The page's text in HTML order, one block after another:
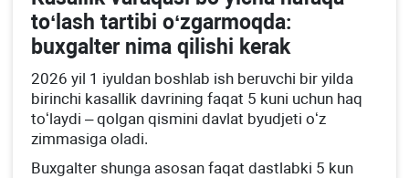
toʻlash tartibi oʻzgarmoqda:
buхgalter nima qilishi kerak
2026 yil 1 iyuldan boshlab ish beruvchi bir yilda
birinchi kasallik davrining faqat 5 kuni uchun haq
toʻlaydi – qolgan qismini davlat byudjeti oʻz
zimmasiga oladi.
Buхgalter shunga asosan faqat dastlabki 5 kun